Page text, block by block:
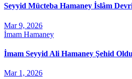
Seyyid Mücteba Hamaney İslâm
Mar 9, 2026
İmam Hamaney
İmam Seyyid Ali Hamaney Şehid Oldu
Mar 1, 2026